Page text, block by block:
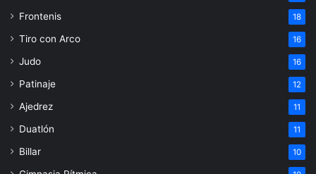
Frontenis 18
Tiro con Arco 16
Judo 16
Patinaje 12
Ajedrez 11
Duatlón 11
Billar 10